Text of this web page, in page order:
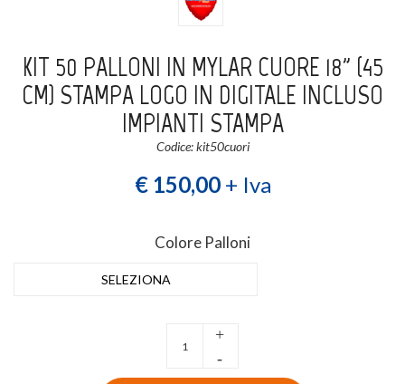
0 Wishlist
KIT 50 PALLONI IN MYLAR CUORE 18" (45
CM) STAMPA LOGO IN DIGITALE INCLUSO
IMPIANTI STAMPA
Codice: kit50cuori
€ 150,00+ Iva
Colore Palloni
SELEZIONA
+
-